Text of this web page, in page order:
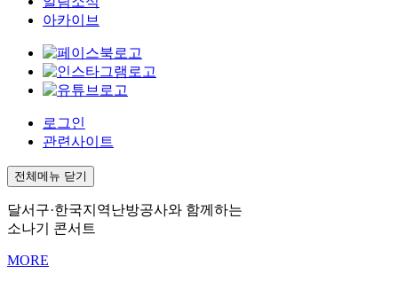
아카이브
로그인
관련사이트
전체메뉴 닫기
달서구·한국지역난방공사와 함께하는
소나기 콘서트
MORE